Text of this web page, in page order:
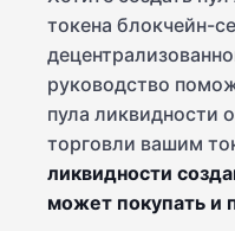
токена блокчейн-
руководство
пула ликвидности
торговли вашим
ликвидности
может покупать и